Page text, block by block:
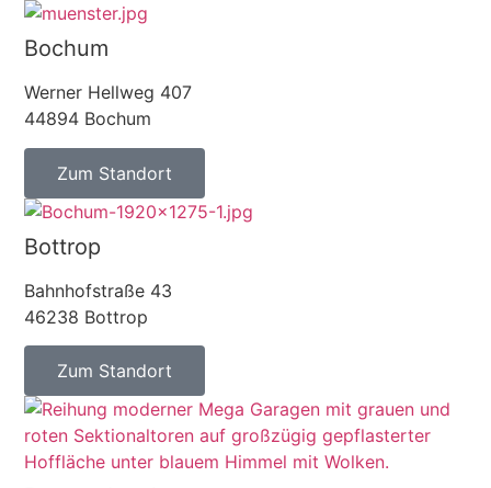
Bochum
Werner Hellweg 407
44894 Bochum
Zum Standort
Bottrop
Bahnhofstraße 43
46238 Bottrop
Zum Standort